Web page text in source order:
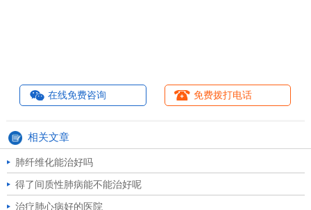
在线免费咨询 免费拨打电话
相关文章
肺纤维化能治好吗
得了间质性肺病能不能治好呢
治疗肺心病好的医院